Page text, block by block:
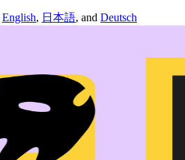
English, 日本語, and Deutsch